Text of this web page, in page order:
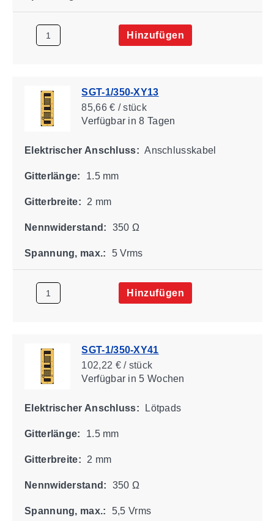
Hinzufügen
SGT-1/350-XY13
85,66 € / stück
Verfügbarin 8 Tagen
Elektrischer Anschluss: Anschlusskabel
Gitterlänge: 1.5 mm
Gitterbreite: 2 mm
Nennwiderstand: 350 Ω
Spannung, max.: 5 Vrms
Hinzufügen
SGT-1/350-XY41
102,22 € / stück
Verfügbarin 5 Wochen
Elektrischer Anschluss: Lötpads
Gitterlänge: 1.5 mm
Gitterbreite: 2 mm
Nennwiderstand: 350 Ω
Spannung, max.: 5,5 Vrms